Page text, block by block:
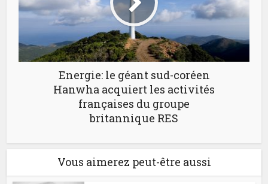
Energie: le géant sud-coréen
Hanwha acquiert les activités
françaises du groupe
britannique RES
Vous aimerez peut-être aussi